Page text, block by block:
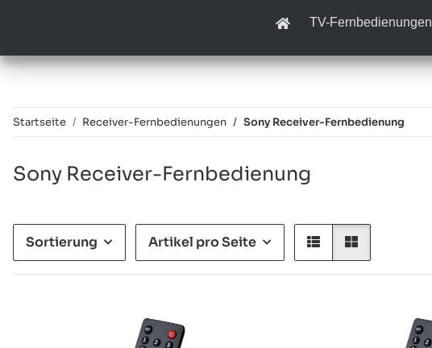
TV-Fernbedienungen
Startseite Receiver-Fernbedienungen Sony Receiver-Fernbedienung
Sony Receiver-Fernbedienung
Sortierung Artikel pro Seite